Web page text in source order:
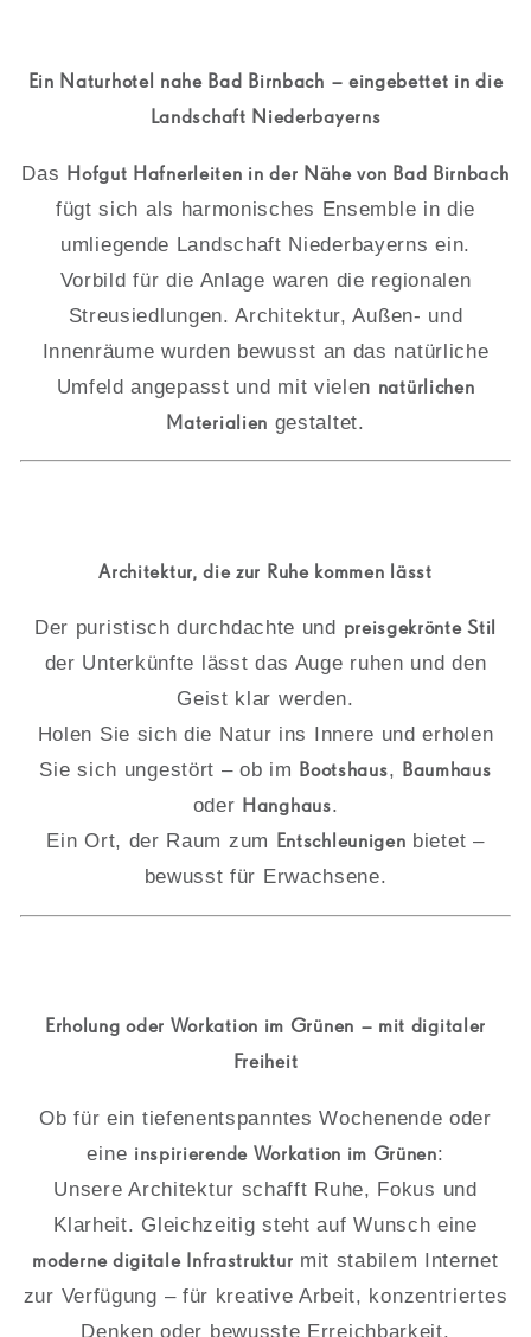
Ein Naturhotel nahe Bad Birnbach – eingebettet in die
Landschaft Niederbayerns
Das Hofgut Hafnerleiten in der Nähe von Bad Birnbach
fügt sich als harmonisches Ensemble in die
umliegende Landschaft Niederbayerns ein.
Vorbild für die Anlage waren die regionalen
Streusiedlungen. Architektur, Außen- und
Innenräume wurden bewusst an das natürliche
Umfeld angepasst und mit vielen natürlichen
Materialien gestaltet.
Architektur, die zur Ruhe kommen lässt
Der puristisch durchdachte und preisgekrönte Stil
der Unterkünfte lässt das Auge ruhen und den
Geist klar werden.
Holen Sie sich die Natur ins Innere und erholen
Sie sich ungestört – ob im Bootshaus, Baumhaus
oder Hanghaus.
Ein Ort, der Raum zum Entschleunigen bietet –
bewusst für Erwachsene.
Erholung oder Workation im Grünen – mit digitaler
Freiheit
Ob für ein tiefenentspanntes Wochenende oder
eine inspirierende Workation im Grünen:
Unsere Architektur schafft Ruhe, Fokus und
Klarheit. Gleichzeitig steht auf Wunsch eine
moderne digitale Infrastruktur mit stabilem Internet
zur Verfügung – für kreative Arbeit, konzentriertes
Denken oder bewusste Erreichbarkeit.